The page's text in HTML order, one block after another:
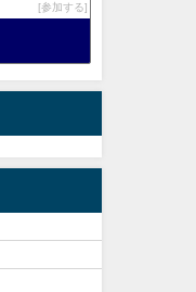
参加する